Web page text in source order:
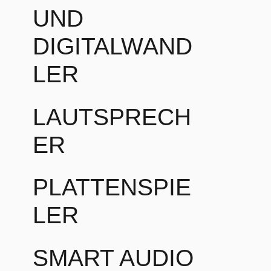
UND
DIGITALWAND
LER
LAUTSPRECH
ER
PLATTENSPIE
LER
SMART AUDIO